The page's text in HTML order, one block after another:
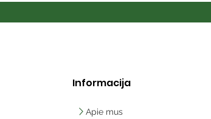
Informacija
Apie mus